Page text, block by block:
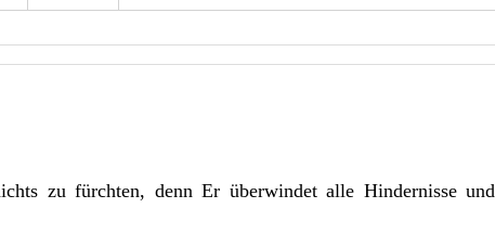
zu fürchten, denn Er überwindet alle Hindernisse und